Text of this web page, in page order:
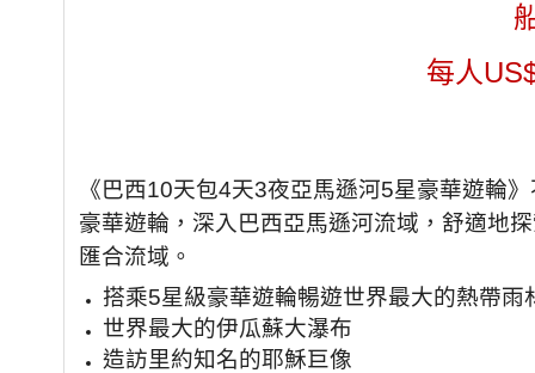
每人
《巴西10天包4天3夜亞馬遜河5星豪華遊輪
豪華遊輪，深入巴西亞馬遜河流域，舒適地
匯合流域。
搭乘5星級豪華遊輪暢遊世界最大的熱帶雨
世界最大的伊瓜蘇大瀑布
造訪里約知名的耶穌巨像